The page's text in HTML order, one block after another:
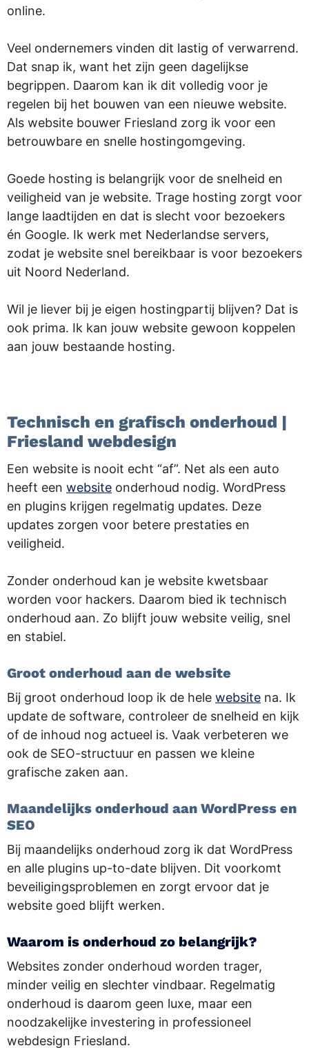
online.
Veel ondernemers vinden dit lastig of verwarrend.
Dat snap ik, want het zijn geen dagelijkse
begrippen. Daarom kan ik dit volledig voor je
regelen bij het bouwen van een nieuwe website.
Als website bouwer Friesland zorg ik voor een
betrouwbare en snelle hostingomgeving.
Goede hosting is belangrijk voor de snelheid en
veiligheid van je website. Trage hosting zorgt voor
lange laadtijden en dat is slecht voor bezoekers
én Google. Ik werk met Nederlandse servers,
zodat je website snel bereikbaar is voor bezoekers
uit Noord Nederland.
Wil je liever bij je eigen hostingpartij blijven? Dat is
ook prima. Ik kan jouw website gewoon koppelen
aan jouw bestaande hosting.
Technisch en grafisch onderhoud |
Friesland webdesign
Een website is nooit echt “af”. Net als een auto
heeft een website onderhoud nodig. WordPress
en plugins krijgen regelmatig updates. Deze
updates zorgen voor betere prestaties en
veiligheid.
Zonder onderhoud kan je website kwetsbaar
worden voor hackers. Daarom bied ik technisch
onderhoud aan. Zo blijft jouw website veilig, snel
en stabiel.
Groot onderhoud aan de website
Bij groot onderhoud loop ik de hele website na. Ik
update de software, controleer de snelheid en kijk
of de inhoud nog actueel is. Vaak verbeteren we
ook de SEO-structuur en passen we kleine
grafische zaken aan.
Maandelijks onderhoud aan WordPress en
SEO
Bij maandelijks onderhoud zorg ik dat WordPress
en alle plugins up-to-date blijven. Dit voorkomt
beveiligingsproblemen en zorgt ervoor dat je
website goed blijft werken.
Waarom is onderhoud zo belangrijk?
Websites zonder onderhoud worden trager,
minder veilig en slechter vindbaar. Regelmatig
onderhoud is daarom geen luxe, maar een
noodzakelijke investering in professioneel
webdesign Friesland.